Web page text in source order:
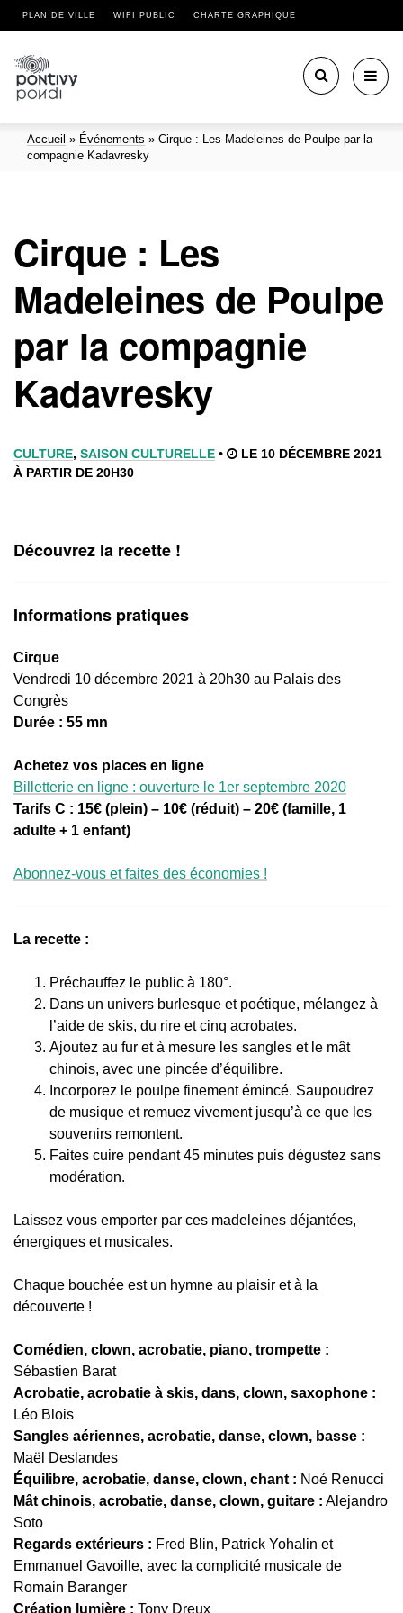
PLAN DE VILLE WIFI PUBLIC CHARTE GRAPHIQUE
Accueil » Événements » Cirque : Les Madeleines de Poulpe par la
compagnie Kadavresky
Cirque : Les
Madeleines de Poulpe
par la compagnie
Kadavresky
CULTURE, SAISON CULTURELLE •
LE 10 DÉCEMBRE 2021
À PARTIR DE 20H30
Découvrez la recette !
Informations pratiques
Cirque
Vendredi 10 décembre 2021 à 20h30 au Palais des
Congrès
Durée : 55 mn
Achetez vos places en ligne
Billetterie en ligne : ouverture le 1er septembre 2020
Tarifs C : 15€ (plein) – 10€ (réduit) – 20€ (famille, 1
adulte + 1 enfant)
Abonnez-vous et faites des économies !
La recette :
Préchauffez le public à 180°.
Dans un univers burlesque et poétique, mélangez à
l’aide de skis, du rire et cinq acrobates.
Ajoutez au fur et à mesure les sangles et le mât
chinois, avec une pincée d’équilibre.
Incorporez le poulpe finement émincé. Saupoudrez
de musique et remuez vivement jusqu’à ce que les
souvenirs remontent.
Faites cuire pendant 45 minutes puis dégustez sans
modération.
Laissez vous emporter par ces madeleines déjantées,
énergiques et musicales.
Chaque bouchée est un hymne au plaisir et à la
découverte !
Comédien, clown, acrobatie, piano, trompette :
Sébastien Barat
Acrobatie, acrobatie à skis, dans, clown, saxophone :
Léo Blois
Sangles aériennes, acrobatie, danse, clown, basse :
Maël Deslandes
Équilibre, acrobatie, danse, clown, chant : Noé Renucci
Mât chinois, acrobatie, danse, clown, guitare : Alejandro
Soto
Regards extérieurs : Fred Blin, Patrick Yohalin et
Emmanuel Gavoille, avec la complicité musicale de
Romain Baranger
Création lumière : Tony Dreux